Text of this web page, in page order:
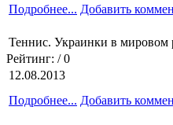
Подробнее... Добавить
Теннис. Украинки в мировом
Рейтинг: / 0
12.08.2013
Подробнее... Добавить